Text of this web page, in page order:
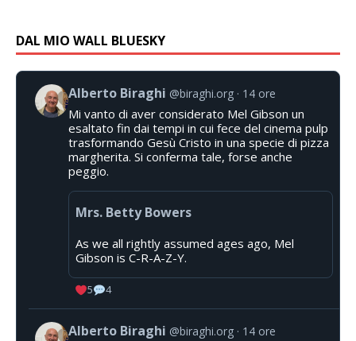
DAL MIO WALL BLUESKY
Alberto Biraghi @biraghi.org 14 ore
Mi vanto di aver considerato Mel Gibson un
esaltato fin dai tempi in cui fece del cinema pulp
trasformando Gesù Cristo in una specie di pizza
margherita. Si conferma tale, forse anche
peggio.
Mrs. Betty Bowers
As we all rightly assumed ages ago, Mel
Gibson is C-R-A-Z-Y.
5 4
Alberto Biraghi @biraghi.org 14 ore